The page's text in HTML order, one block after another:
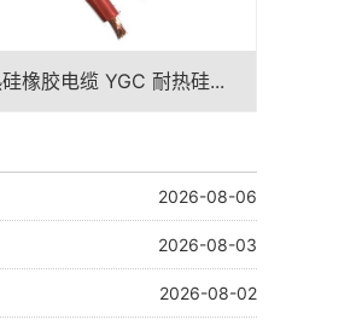
橡胶电缆 YGC 耐热硅...
2026-08-06
2026-08-03
2026-08-02